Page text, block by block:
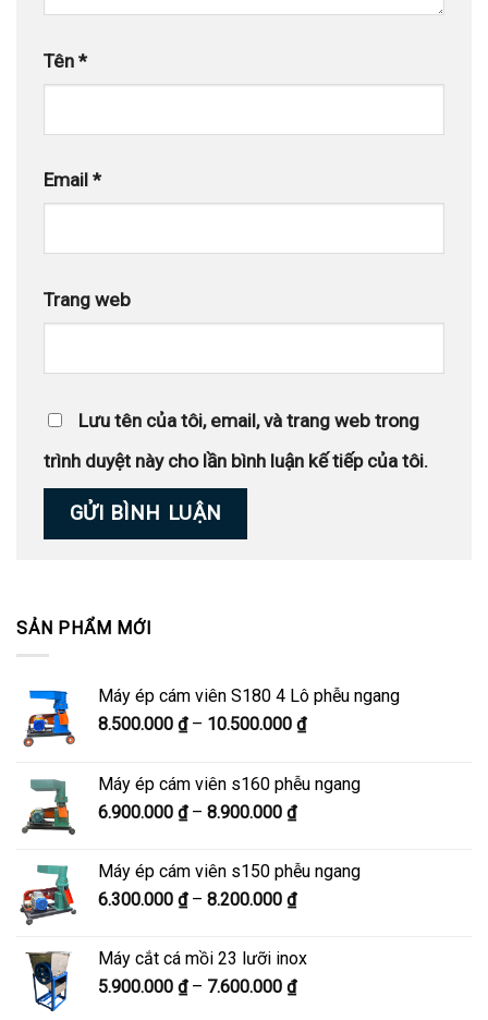
Tên *
Email *
Trang web
Lưu tên của tôi, email, và trang web trong
trình duyệt này cho lần bình luận kế tiếp của tôi.
SẢN PHẨM MỚI
Máy ép cám viên S180 4 Lô phễu ngang
8.500.000 ₫ – 10.500.000 ₫Khoảng
8.500.000 ₫
Máy ép cám viên s160 phễu ngang
6.900.000 ₫ – 8.900.000 ₫Khoảng
từ
6.900.000 ₫
đến
Máy ép cám viên s150 phễu ngang
6.300.000 ₫ – 8.200.000 ₫Khoảng
6.300.000 ₫
đến
Máy cắt cá mồi 23 lưỡi inox
5.900.000 ₫ – 7.600.000 ₫Khoảng